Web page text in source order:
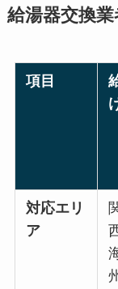
給湯器交換
項目
対応エリ
ア